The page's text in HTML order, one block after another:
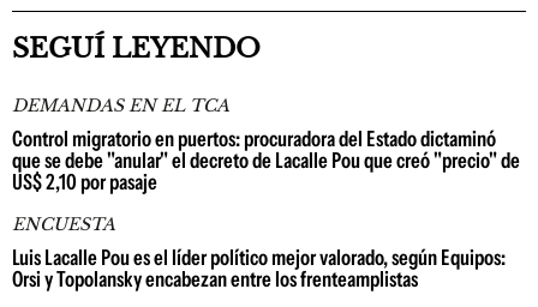
SEGUÍ LEYENDO
DEMANDAS EN EL TCA
Control migratorio en puertos: procuradora del Estado dictaminó
que se debe "anular" el decreto de Lacalle Pou que creó "precio" de
US$ 2,10 por pasaje
ENCUESTA
Luis Lacalle Pou es el líder político mejor valorado, según Equipos:
Orsi y Topolansky encabezan entre los frenteamplistas